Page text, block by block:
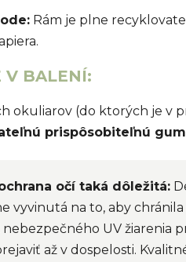
Rám je plne
V BALENÍ:
okuliarov (do ktorých je v
prispôsobiteľnú
očí taká dôležitá:
vyvinutá na to, aby
nebezpečného UV žiarenia
až v dospelosti.